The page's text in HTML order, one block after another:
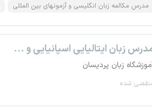
مدرس مکالمه زبان انگلیسی و آزمونهای بین المللی
زبان ایتالیایی اسپانیایی و ...
زبان پردیسان
شده